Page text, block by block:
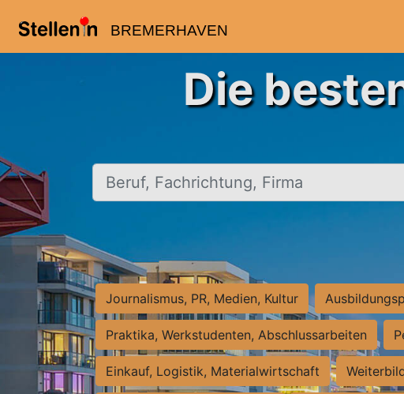
BREMERHAVEN
Die
Beruf, Fachrichtung, Firma
Journalismus, PR, Medien, Kultur
Praktika, Werkstudenten, Abschlussarbeiten
Einkauf, Logistik, Materialwirtschaft